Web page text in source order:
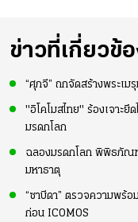
ข่าวที่เกี่ยวข้
“ศุภจี” ถกจัดสร้างพระเ
"อิโคโมสไทย" ร้องเจาะยึ
มรดกโลก
ฉลองมรดกโลก พิพิธภัณ
มหาธาตุ
“ซาบีดา” ตรวจความพร้อ
ก่อน ICOMOS